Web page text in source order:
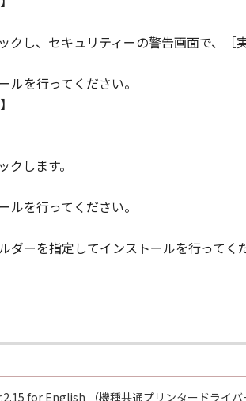
UNDERSTOOD IT, AND AGREE TO
IS THE COMPLETE AND EXCLUSIVE
MATTER HEREOF AND SUPERSEDES
COMMUNICATIONS BETWEEN YOU
SHALL BE EFFECTIVE
or if you desire to contact Canon
country where you obtained the
し、セキュリティーの警告画面で、［
を行ってください。
します。
を行ってください。
ーを指定してインストールを行ってく
for English （機種共通プリンタードライバ